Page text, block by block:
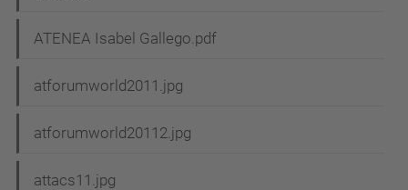
ATENEA Isabel Gallego.pdf
atforumworld2011.jpg
atforumworld20112.jpg
attacs11.jpg